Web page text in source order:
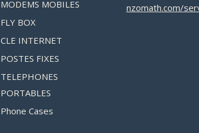
MODEMS MOBILES
FLY BOX
CLE INTERNET
POSTES FIXES
TELEPHONES
PORTABLES
Phone Cases
nzomath.com/